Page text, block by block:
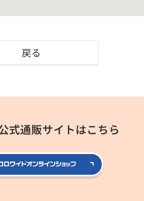
戻る
式通販サイトはこちら
公式コロ